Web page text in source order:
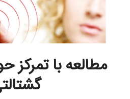
مطالعه با